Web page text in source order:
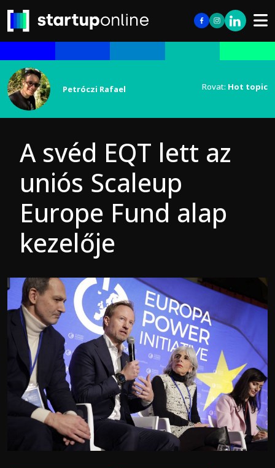
Petróczi Rafael Rovat: Hot topic
A svéd EQT lett az
uniós Scaleup
Europe Fund alap
kezelője